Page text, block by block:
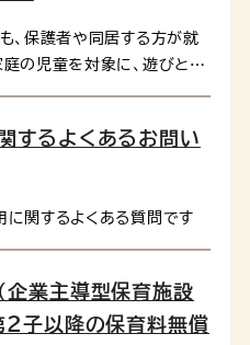
、保護者や同居する方が就
の児童を対象に、遊びと生
するよくあるお問い
関するよくある質問です
企業主導型保育施設
２子以降の保育料無償